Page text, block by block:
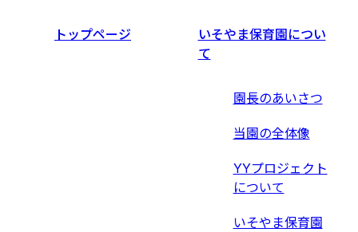
トップページ
いそやま保育園につい
て
園長のあいさつ
当園の全体像
YYプロジェクト
について
いそやま保育園